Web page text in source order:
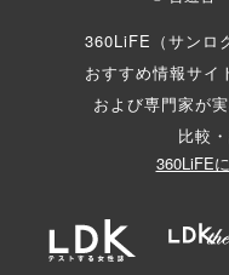
360LiFE（サンロ
おすすめ情報サイ
および専門家が
比較
360LiFE